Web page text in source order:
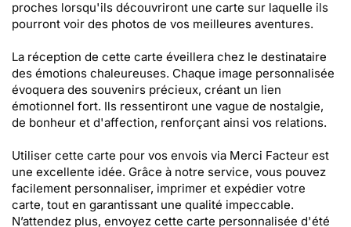
proches lorsqu'ils découvriront une carte sur laquelle ils
pourront voir des photos de vos meilleures aventures.
La réception de cette carte éveillera chez le destinataire
des émotions chaleureuses. Chaque image personnalisée
évoquera des souvenirs précieux, créant un lien
émotionnel fort. Ils ressentiront une vague de nostalgie,
de bonheur et d'affection, renforçant ainsi vos relations.
Utiliser cette carte pour vos envois via Merci Facteur est
une excellente idée. Grâce à notre service, vous pouvez
facilement personnaliser, imprimer et expédier votre
carte, tout en garantissant une qualité impeccable.
N’attendez plus, envoyez cette carte personnalisée d'été